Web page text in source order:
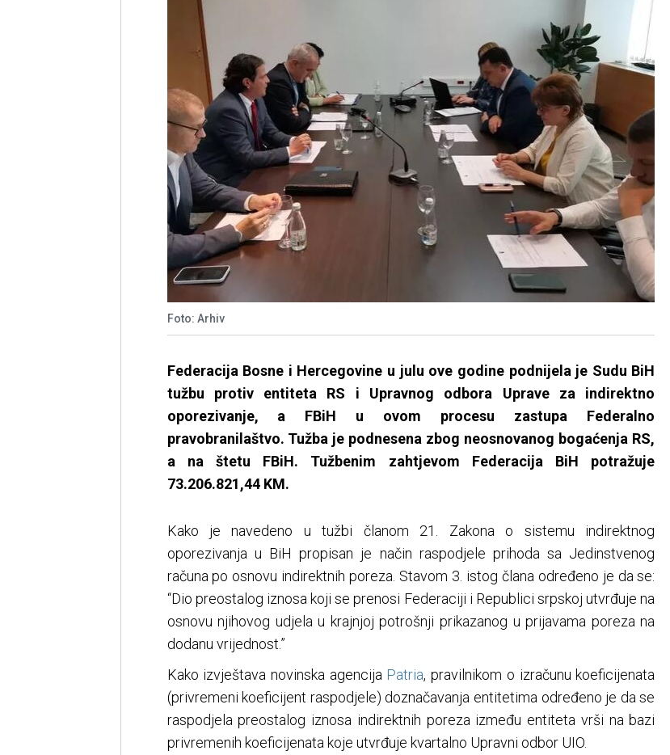
Foto: Arhiv
Federacija Bosne i Hercegovine u julu ove godine podnijela je Sudu BiH
tužbu protiv entiteta RS i Upravnog odbora Uprave za indirektno
oporezivanje, a FBiH u ovom procesu zastupa Federalno
pravobranilaštvo. Tužba je podnesena zbog neosnovanog bogaćenja RS,
a na štetu FBiH. Tužbenim zahtjevom Federacija BiH potražuje
73.206.821,44 KM.
Kako je navedeno u tužbi članom 21. Zakona o sistemu indirektnog
oporezivanja u BiH propisan je način raspodjele prihoda sa Jedinstvenog
računa po osnovu indirektnih poreza. Stavom 3. istog člana određeno je da se:
“Dio preostalog iznosa koji se prenosi Federaciji i Republici srpskoj utvrđuje na
osnovu njihovog udjela u krajnjoj potrošnji prikazanog u prijavama poreza na
dodanu vrijednost.”
Kako izvještava novinska agencija Patria, pravilnikom o izračunu koeficijenata
(privremeni koeficijent raspodjele) doznačavanja entitetima određeno je da se
raspodjela preostalog iznosa indirektnih poreza između entiteta vrši na bazi
privremenih koeficijenata koje utvrđuje kvartalno Upravni odbor UIO.